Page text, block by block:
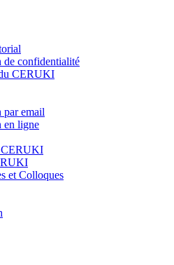
de confidentialité
CERUKI
par email
en ligne
CERUKI
et Colloques